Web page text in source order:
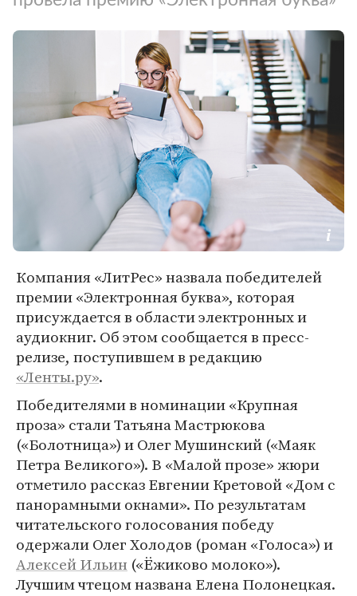
Компания «ЛитРес» назвала победителей
премии «Электронная буква», которая
присуждается в области электронных и
аудиокниг. Об этом сообщается в пресс-
релизе, поступившем в редакцию
«Ленты.ру».
Победителями в номинации «Крупная
проза» стали Татьяна Мастрюкова
(«Болотница») и Олег Мушинский («Маяк
Петра Великого»). В «Малой прозе» жюри
отметило рассказ Евгении Кретовой «Дом с
панорамными окнами». По результатам
читательского голосования победу
одержали Олег Холодов (роман «Голоса») и
Алексей Ильин («Ёжиково молоко»).
Лучшим чтецом названа Елена Полонецкая.